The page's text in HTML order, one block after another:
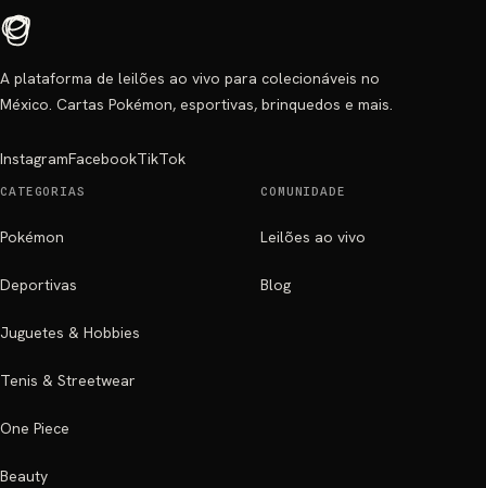
A plataforma de leilões ao vivo para colecionáveis no
México. Cartas Pokémon, esportivas, brinquedos e mais.
InstagramFacebookTikTok
CATEGORIAS
Pokémon
Deportivas
Juguetes & Hobbies
Tenis & Streetwear
One Piece
Beauty
COMUNIDADE
Leilões ao vivo
Blog